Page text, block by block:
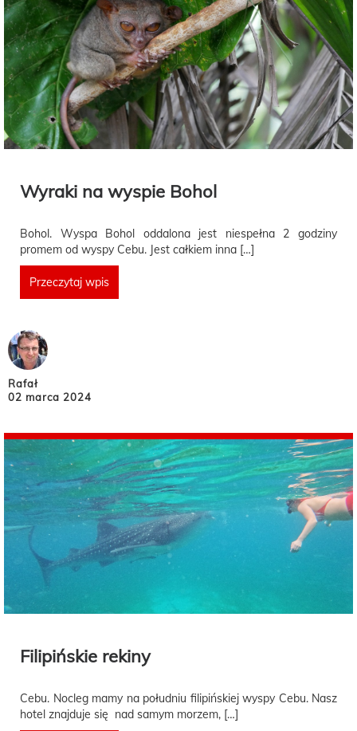
Wyraki na wyspie Bohol
Bohol. Wyspa Bohol oddalona jest niespełna 2 godziny
promem od wyspy Cebu. Jest całkiem inna […]
Przeczytaj wpis
Rafał
02 marca 2024
Filipińskie rekiny
Cebu. Nocleg mamy na południu filipińskiej wyspy Cebu. Nasz
hotel znajduje się nad samym morzem, […]